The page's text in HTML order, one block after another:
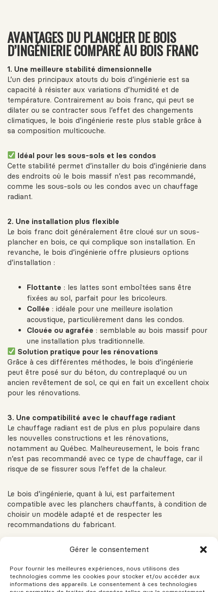
Gérer le consentement
Pour fournir les meilleures expériences, nous utilisons des
technologies comme les cookies pour stocker et/ou accéder aux
informations des appareils. Le consentement à ces technologies
AVANTAGES DU PLANCHER DE BOIS
D’INGÉNIERIE COMPARÉ AU BOIS FRANC
1. Une meilleure stabilité dimensionnelle
L’un des principaux atouts du bois d’ingénierie est sa
capacité à résister aux variations d’humidité et de
température. Contrairement au bois franc, qui peut se
dilater ou se contracter sous l’effet des changements
climatiques, le bois d’ingénierie reste plus stable grâce à
sa composition multicouche.
Idéal pour les sous-sols et les condos
Cette stabilité permet d’installer du bois d’ingénierie dans
des endroits où le bois massif n’est pas recommandé,
comme les sous-sols ou les condos avec un chauffage
radiant.
2. Une installation plus flexible
Le bois franc doit généralement être cloué sur un sous-
plancher en bois, ce qui complique son installation. En
revanche, le bois d’ingénierie offre plusieurs options
d’installation :
Flottante : les lattes sont emboîtées sans être
fixées au sol, parfait pour les bricoleurs.
Collée : idéale pour une meilleure isolation
acoustique, particulièrement dans les condos.
Clouée ou agrafée : semblable au bois massif pour
une installation plus traditionnelle.
Solution pratique pour les rénovations
Grâce à ces différentes méthodes, le bois d’ingénierie
peut être posé sur du béton, du contreplaqué ou un
ancien revêtement de sol, ce qui en fait un excellent choix
pour les rénovations.
3. Une compatibilité avec le chauffage radiant
Le chauffage radiant est de plus en plus populaire dans
les nouvelles constructions et les rénovations,
notamment au Québec. Malheureusement, le bois franc
n’est pas recommandé avec ce type de chauffage, car il
risque de se fissurer sous l’effet de la chaleur.
Le bois d’ingénierie, quant à lui, est parfaitement
compatible avec les planchers chauffants, à condition de
choisir un modèle adapté et de respecter les
recommandations du fabricant.
Un confort accru en hiver
pieds en hiver, le bois d’ingénierie est un excellent choix.